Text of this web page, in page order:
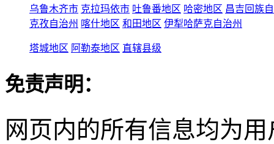
乌鲁木齐市 克拉玛依市 吐鲁番地区 哈密地区 昌吉回族
克孜自治州 喀什地区 和田地区 伊犁哈萨克自治州
塔城地区 阿勒泰地区 直辖县级
免责声明：
网页内的所有信息均为